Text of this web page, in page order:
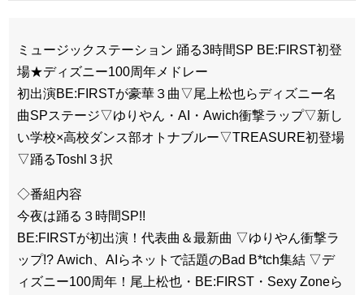
ミュージックステーション 踊る3時間SP BE:FIRST初登
場★ディズニー100周年メドレー
初出演BE:FIRSTが豪華３曲▽尾上松也らディズニー名
曲SPステージ▽ゆりやん・AI・Awich衝撃ラップ▽新し
い学校×高校ダンス部オトナブルー▽TREASURE初登場
▽踊るToshl３択
◇番組内容
今夜は踊る３時間SP!!
BE:FIRSTが初出演！代表曲＆最新曲 ▽ゆりやん衝撃ラ
ップ!? Awich、AIらネットで話題のBad B*tch集結 ▽デ
ィズニー100周年！尾上松也・BE:FIRST・Sexy Zoneら